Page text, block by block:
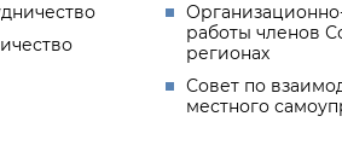
работы членов
регионах
Совет по
местного